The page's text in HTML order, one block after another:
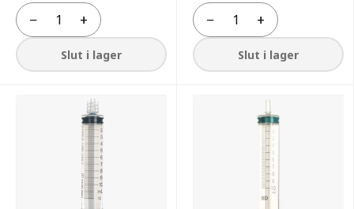
−
Antal +
Slut i lager
−
Antal +
Slut i lager